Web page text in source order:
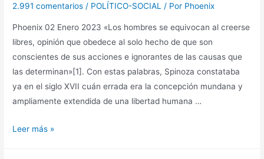
2.991 comentarios / POLÍTICO-SOCIAL / Por Phoenix
Phoenix 02 Enero 2023 «Los hombres se equivocan al creerse
libres, opinión que obedece al solo hecho de que son
conscientes de sus acciones e ignorantes de las causas que
las determinan»[1]. Con estas palabras, Spinoza constataba
ya en el siglo XVII cuán errada era la concepción mundana y
ampliamente extendida de una libertad humana …
La
Leer más »